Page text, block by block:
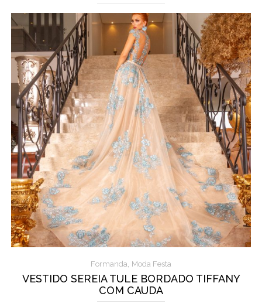
Formanda, Moda Festa
VESTIDO SEREIA TULE BORDADO TIFFANY
COM CAUDA